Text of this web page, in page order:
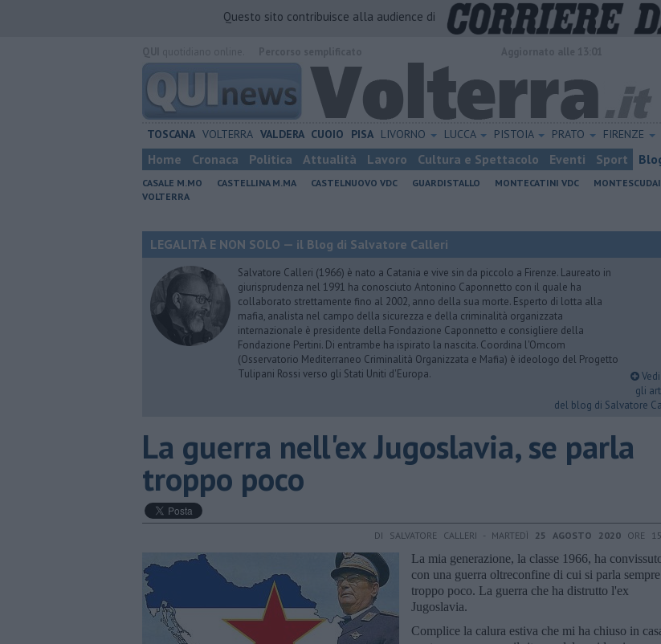
Questo sito contribuisce alla audience di
TOSCANA VOLTERRA VALDERA CUOIO PISA LIVORNO LUCCA PISTOIA PRATO FIRENZE
Home Cronaca Politica Attualità Lavoro Cultura e Spettacolo Eventi Sport
CASALE M.MO CASTELLINA M.MA CASTELNUOVO VDC GUARDISTALLO MONTECATINI VDC
VOLTERRA
LEGALITÀ E NON SOLO — il Blog di Salvatore Calleri
Salvatore Calleri (1966) è nato a Catania e vive sin da piccolo a Firenze. Laureato in
giurisprudenza nel 1991 ha conosciuto Antonino Caponnetto con il quale ha
collaborato strettamente fino al 2002, anno della sua morte. Esperto di lotta alla
mafia, analista nel campo della sicurezza e della criminalità organizzata
internazionale è presidente della Fondazione Caponnetto e consigliere della
Fondazione Pertini. Di entrambe ha ispirato la nascita. Coordina l'Omcom
(Osservatorio Mediterraneo Criminalità Organizzata e Mafia) è ideologo del Progetto
Tulipani Rossi verso gli Stati Uniti d'Europa.
gli
del blog di Salvatore
La guerra nell'ex Jugoslavia, se parla
troppo poco
DI SALVATORE CALLERI - MARTEDÌ 25 AGOSTO 2020 ORE
La mia generazione, la classe 1966, ha
con una guerra oltreconfine di cui si parla sempre
troppo poco. La guerra che ha distrutto l'ex
Jugoslavia.
Complice la calura estiva che mi ha chiuso in